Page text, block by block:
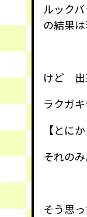
ルック
の結果
けど 出
ラクガ
【とに
それのみ
そう思っ